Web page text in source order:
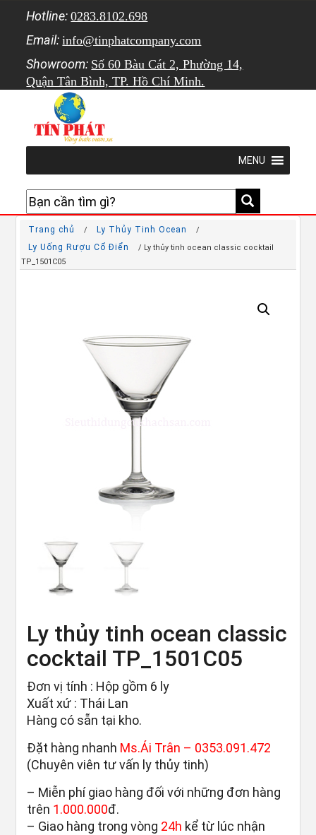
Hotline: 0283.8102.698
Email: info@tinphatcompany.com
Showroom: Số 60 Bàu Cát 2, Phường 14,
Quận Tân Bình, TP. Hồ Chí Minh.
MENU
Trang chủ / Ly Thủy Tinh Ocean /
Ly Uống Rượu Cổ Điển
/ Ly thủy tinh ocean classic cocktail
TP_1501C05
Ly thủy tinh ocean classic
cocktail TP_1501C05
Đơn vị tính : Hộp gồm 6 ly
Xuất xứ : Thái Lan
Hàng có sẵn tại kho.
Đặt hàng nhanh Ms.Ái Trân – 0353.091.472
(Chuyên viên tư vấn ly thủy tinh)
– Miễn phí giao hàng đối với những đơn hàng
trên 1.000.000đ.
– Giao hàng trong vòng 24h kể từ lúc nhận